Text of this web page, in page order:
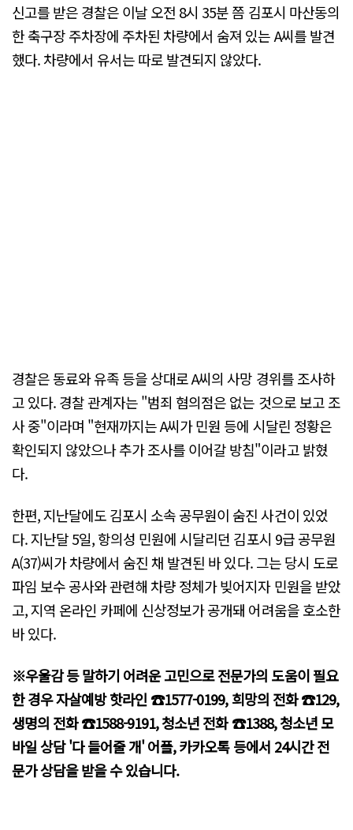
신고를 받은 경찰은 이날 오전 8시 35분 쯤 김포시 마산동의
한 축구장 주차장에 주차된 차량에서 숨져 있는 A씨를 발견
했다. 차량에서 유서는 따로 발견되지 않았다.
경찰은 동료와 유족 등을 상대로 A씨의 사망 경위를 조사하
고 있다. 경찰 관계자는 "범죄 혐의점은 없는 것으로 보고 조
사 중"이라며 "현재까지는 A씨가 민원 등에 시달린 정황은
확인되지 않았으나 추가 조사를 이어갈 방침"이라고 밝혔
다.
한편, 지난달에도 김포시 소속 공무원이 숨진 사건이 있었
다. 지난달 5일, 항의성 민원에 시달리던 김포시 9급 공무원
A(37)씨가 차량에서 숨진 채 발견된 바 있다. 그는 당시 도로
파임 보수 공사와 관련해 차량 정체가 빚어지자 민원을 받았
고, 지역 온라인 카페에 신상정보가 공개돼 어려움을 호소한
바 있다.
※우울감 등 말하기 어려운 고민으로 전문가의 도움이 필요
한 경우 자살예방 핫라인 ☎️1577-0199, 희망의 전화 ☎️129,
생명의 전화 ☎️1588-9191, 청소년 전화 ☎️1388, 청소년 모
바일 상담 '다 들어줄 개' 어플, 카카오톡 등에서 24시간 전
문가 상담을 받을 수 있습니다.